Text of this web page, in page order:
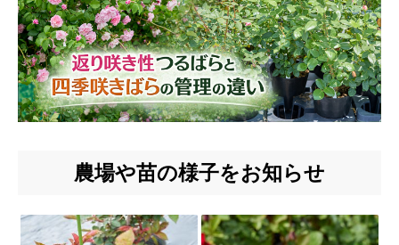
農場や苗の様子をお知らせ